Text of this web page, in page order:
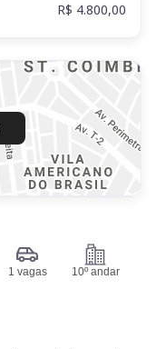
R$ 4.800,00
1 vagas 10º andar